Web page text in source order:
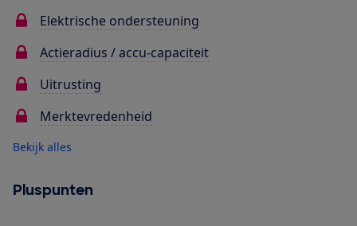
Elektrische ondersteuning
Actieradius / accu-capaciteit
Uitrusting
Merktevredenheid
Bekijk alles
Pluspunten